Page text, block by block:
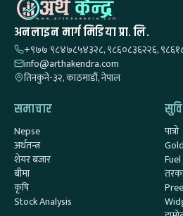
अनलाइन मार्ग मिडिया प्रा. लि.
+९७७ ९८४७८५४३२८, ९८६०८३६२२६,
info@arthakendra.com
तिनकुने-३२, काठमाडौं, नेपाल
समाचार
Nepse
अर्थतन्त्र
शेयर बजार
बीमा
कृषि
Stock Analysis
पात्रो